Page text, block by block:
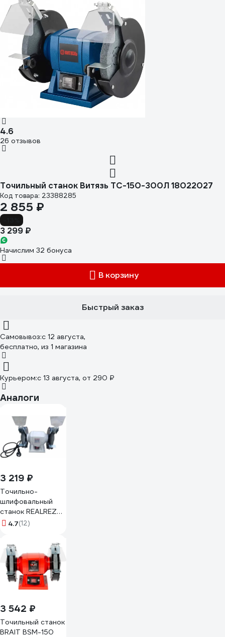
4.6
26 отзывов
Точильный станок Витязь ТС-150-300Л 18022027
Код товара: 23388285
2 855 ₽
3 299 ₽
Начислим 32 бонуса
В корзину
Быстрый заказ
Самовывоз:c 12 августа,
бесплатно, из 1 магазина
Курьером:c 13 августа, от 290 ₽
Аналоги
3 219 ₽
Точильно-
шлифовальный
станок REALREZ
RBG 150-200W
4.7(12)
3 542 ₽
Точильный станок
BRAIT BSM-150